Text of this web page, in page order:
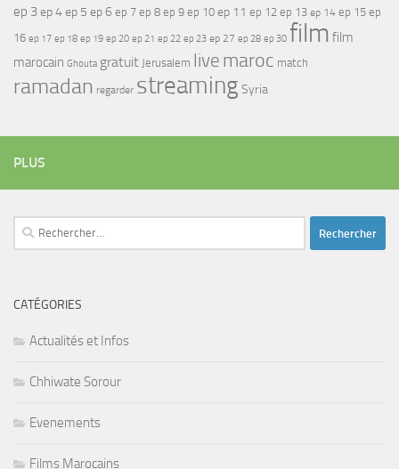
ep 3ep 4ep 5 ep 6 ep 7 ep 8 ep 9 ep 10 ep 11 ep 12 ep 13 ep 14 ep 15 ep
16 ep 17 ep 18 ep 19 ep 20 ep 21 ep 22 ep 23 ep 27 ep 28 ep 30 film film
marocain Ghouta gratuit Jerusalem live maroc match
ramadan regarder streamingSyria
PLUS
Rechercher :
CATÉGORIES
Actualités et Infos
Chhiwate Sorour
Evenements
Films Marocains